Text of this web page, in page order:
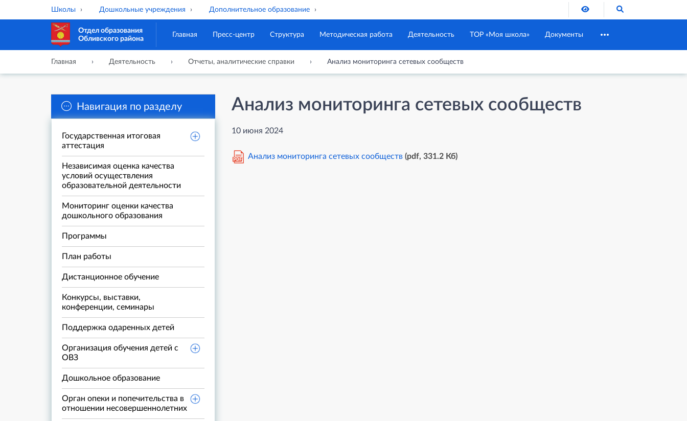
Школы Дошкольные учреждения Дополнительное образование Версия для слабовидящих
Отдел образования
Обливского района
Главная Пресс-центр Структура Методическая работа Деятельность ТОР «Моя школа» Документы
Главная Деятельность Отчеты, аналитические справки Анализ мониторинга сетевых сообществ
Навигация по разделу
Государственная итоговая
аттестация
Независимая оценка качества
условий осуществления
образовательной деятельности
Мониторинг оценки качества
дошкольного образования
Программы
План работы
Дистанционное обучение
Конкурсы, выставки,
конференции, семинары
Поддержка одаренных детей
Организация обучения детей с
ОВЗ
Дошкольное образование
Орган опеки и попечительства в
отношении несовершеннолетних
Анализ мониторинга сетевых сообществ
10 июня 2024
PDF Анализ мониторинга сетевых сообществ (pdf, 331.2 Кб)